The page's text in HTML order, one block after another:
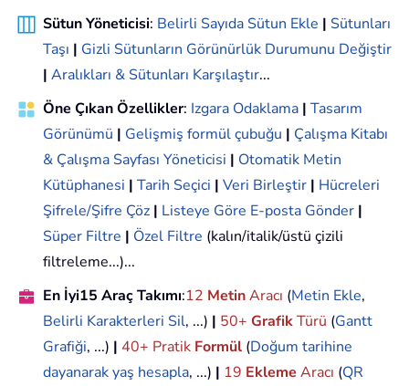
Sütun Yöneticisi: Belirli Sayıda Sütun Ekle | Sütunları
Taşı | Gizli Sütunların Görünürlük Durumunu Değiştir
| Aralıkları & Sütunları Karşılaştır...
Öne Çıkan Özellikler: Izgara Odaklama | Tasarım
Görünümü | Gelişmiş formül çubuğu | Çalışma Kitabı
& Çalışma Sayfası Yöneticisi | Otomatik Metin
Kütüphanesi | Tarih Seçici | Veri Birleştir | Hücreleri
Şifrele/Şifre Çöz | Listeye Göre E-posta Gönder |
Süper Filtre | Özel Filtre (kalın/italik/üstü çizili
filtreleme...)...
En İyi15 Araç Takımı:12 MetinAracı (Metin Ekle,
Belirli Karakterleri Sil, ...) | 50+ GrafikTürü (Gantt
Grafiği, ...) | 40+ Pratik Formül (Doğum tarihine
dayanarak yaş hesapla, ...) | 19 Ekleme Aracı (QR